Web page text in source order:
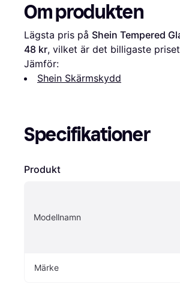
Om produkten
Lägsta pris på Shein Tempered
48 kr, vilket är det billigaste
Jämför:
Shein Skärmskydd
Specifikationer
Produkt
Modellnamn
Märke